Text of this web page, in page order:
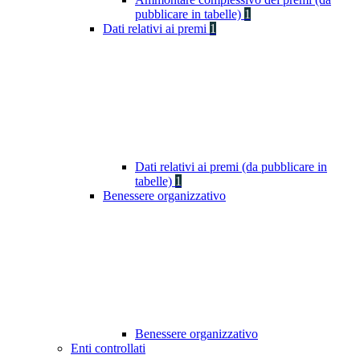
pubblicare in tabelle) 1
Dati relativi ai premi 1
Dati relativi ai premi (da pubblicare in
tabelle) 1
Benessere organizzativo
Benessere organizzativo
Enti controllati